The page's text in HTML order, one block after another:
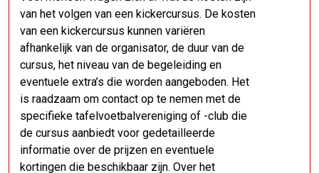
van het volgen van een kickercursus. De kosten
van een kickercursus kunnen variëren
afhankelijk van de organisator, de duur van de
cursus, het niveau van de begeleiding en
eventuele extra’s die worden aangeboden. Het
is raadzaam om contact op te nemen met de
specifieke tafelvoetbalvereniging of -club die
de cursus aanbiedt voor gedetailleerde
informatie over de prijzen en eventuele
kortingen die beschikbaar zijn. Over het